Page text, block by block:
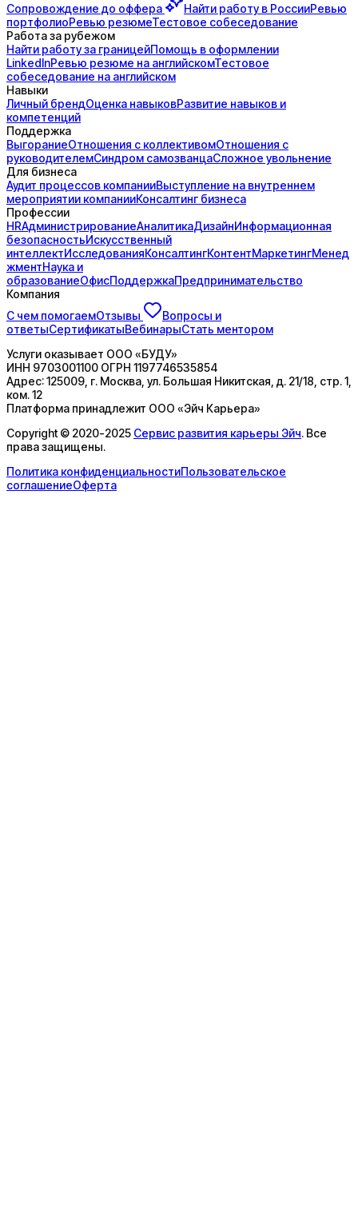
Сопровождение до оффера Найти работу в РоссииРевью
портфолиоРевью резюмеТестовое собеседование
Работа за рубежом
Найти работу за границейПомощь в оформлении
LinkedInРевью резюме на английскомТестовое
собеседование на английском
Навыки
Личный брендОценка навыковРазвитие навыков и
компетенций
Поддержка
ВыгораниеОтношения с коллективомОтношения с
руководителемСиндром самозванцаСложное увольнение
Для бизнеса
Аудит процессов компанииВыступление на внутреннем
мероприятии компанииКонсалтинг бизнеса
Профессии
HRАдминистрированиеАналитикаДизайнИнформационная
безопасностьИскусственный
интеллектИсследованияКонсалтингКонтентМаркетингМенед
жментНаука и
образованиеОфисПоддержкаПредпринимательство
Компания
С чем помогаемОтзывы
Вопросы и
ответыСертификатыВебинарыСтать ментором
Услуги оказывает ООО «БУДУ»
ИНН 9703001100 ОГРН 1197746535854
Адрес:125009, г. Москва, ул. Большая Никитская, д. 21/18, стр. 1,
ком. 12
Платформа принадлежит ООО «Эйч Карьера»
Copyright © 2020-2025 Сервис развития карьеры Эйч. Все
права защищены.
Политика конфиденциальностиПользовательское
соглашениеОферта